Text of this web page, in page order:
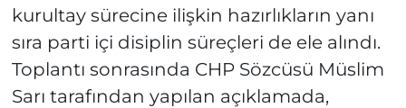
kurultay sürecine ilişkin hazırlıkların yanı
sıra parti içi disiplin süreçleri de ele alındı.
Toplantı sonrasında CHP Sözcüsü Müslim
Sarı tarafından yapılan açıklamada,